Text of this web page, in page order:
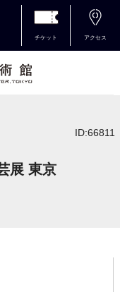
チケット アクセス
ID:66811
展 東京